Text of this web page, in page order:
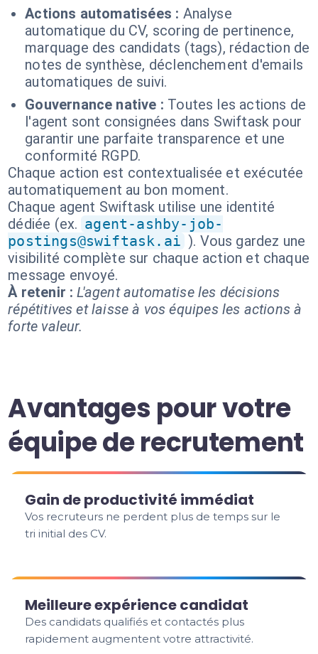
Actions automatisées : Analyse
automatique du CV, scoring de pertinence,
marquage des candidats (tags), rédaction de
notes de synthèse, déclenchement d'emails
automatiques de suivi.
Gouvernance native : Toutes les actions de
l'agent sont consignées dans Swiftask pour
garantir une parfaite transparence et une
conformité RGPD.
Chaque action est contextualisée et exécutée
automatiquement au bon moment.
Chaque agent Swiftask utilise une identité
dédiée (ex. agent-ashby-job-
postings@swiftask.ai ). Vous gardez une
visibilité complète sur chaque action et chaque
message envoyé.
À retenir : L'agent automatise les décisions
répétitives et laisse à vos équipes les actions à
forte valeur.
Avantages pour votre
équipe de recrutement
Gain de productivité immédiat
Vos recruteurs ne perdent plus de temps sur le
tri initial des CV.
Meilleure expérience candidat
Des candidats qualifiés et contactés plus
rapidement augmentent votre attractivité.